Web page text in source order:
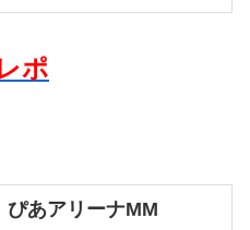
ポ
ぴあアリーナMM